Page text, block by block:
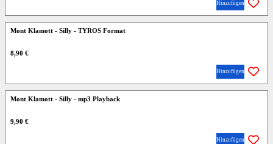
Hinzufügen
Mont Klamott - Silly - TYROS Format
8,90 €
Hinzufügen
Mont Klamott - Silly - mp3 Playback
9,90 €
Hinzufügen